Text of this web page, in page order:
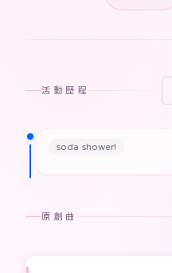
活動歷程
soda shower!
原創曲